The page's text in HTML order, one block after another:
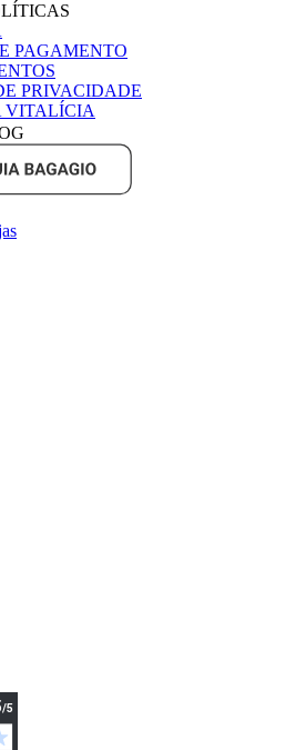
PAGAMENTO
PRIVACIDADE
VITALÍCIA